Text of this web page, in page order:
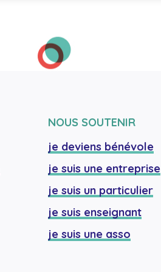
NOUS SOUTENIR
je deviens bénévole
je suis une entreprise
je suis un particulier
je suis enseignant
je suis une asso